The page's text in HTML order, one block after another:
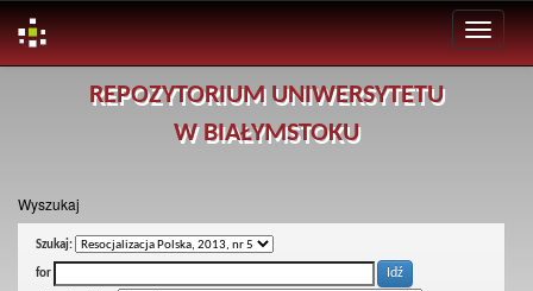
REPOZYTORIUM UNIWERSYTETU
W BIAŁYMSTOKU
Wyszukaj
Szukaj:
for